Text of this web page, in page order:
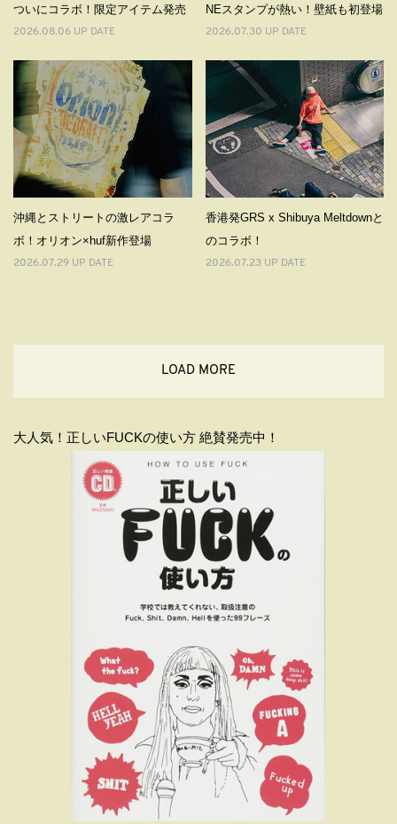
ついにコラボ！限定アイテム発売
2026.08.06 UP DATE
NEスタンプが熱い！壁紙も初登場
2026.07.30 UP DATE
沖縄とストリートの激レアコラ
ボ！オリオン×huf新作登場
2026.07.29 UP DATE
香港発GRS x Shibuya Meltdownと
のコラボ！
2026.07.23 UP DATE
LOAD MORE
大人気！正しいFUCKの使い方 絶賛発売中！